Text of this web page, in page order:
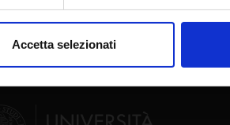
dalla Dichiarazione sui cookie.
Accetta selezionati